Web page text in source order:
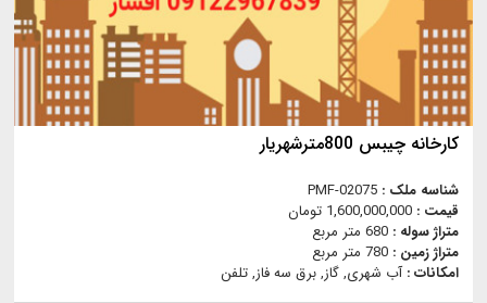
كارخانه چيبس 800مترشهريار
شناسه ملک : PMF-02075
قیمت : 1,600,000,000 تومان
متراژ سوله : 680 متر مربع
متراژ زمین : 780 متر مربع
امکانات :آب شهری, گاز, برق سه فاز, تلفن